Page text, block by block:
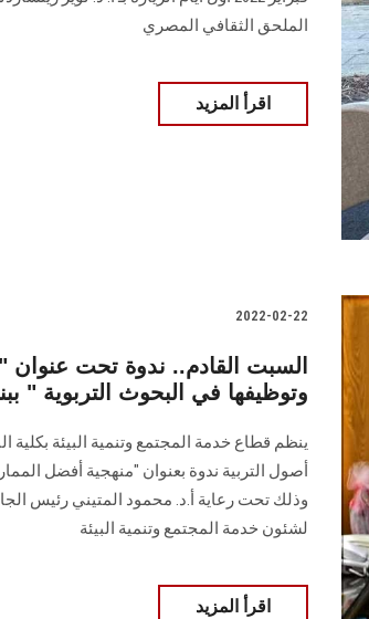
الملحق الثقافي المصري
اقرأ المزيد
2022-02-22
السبت القادم.. ندوة تحت
وتوظيفها في البحوث التربوية
ينظم قطاع خدمة المجتمع وتنمية البيئة
أصول التربية ندوة بعنوان "منهجية أفضل
وذلك تحت رعاية أ.د. محمود المتيني رئيس
لشئون خدمة المجتمع وتنمية البيئة
اقرأ المزيد